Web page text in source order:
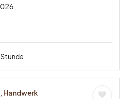
Handwerk